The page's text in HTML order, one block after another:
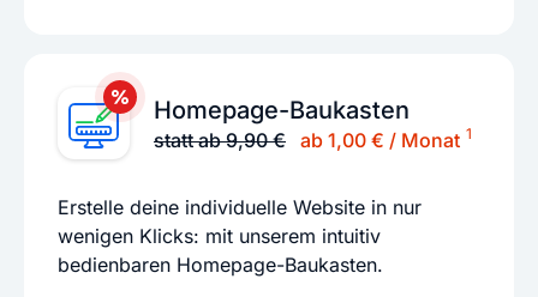
Homepage-Baukasten
statt ab 9,90 € ab 1,00 € / Monat 1
Erstelle deine individuelle Website in nur
wenigen Klicks: mit unserem intuitiv
bedienbaren Homepage-Baukasten.